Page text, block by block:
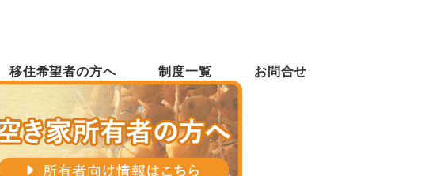
移住希望者の方へ 制度一覧 お問合せ